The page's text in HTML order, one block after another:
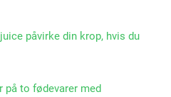
påvirke din krop, hvis du
på to fødevarer med